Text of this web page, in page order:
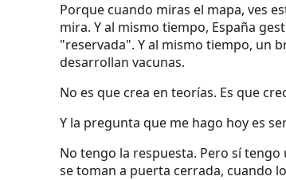
Porque cuando miras el mapa, ves
mira. Y al mismo tiempo, España
"reservada". Y al mismo tiempo, un
desarrollan vacunas.
No es que crea en teorías. Es que
Y la pregunta que me hago hoy es
No tengo la respuesta. Pero sí
se toman a puerta cerrada, cuando